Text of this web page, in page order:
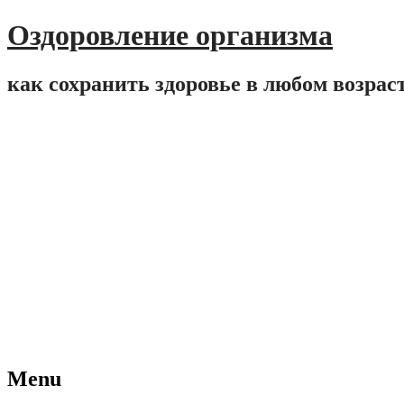
Оздоровление организма
как сохранить здоровье в любом
Menu